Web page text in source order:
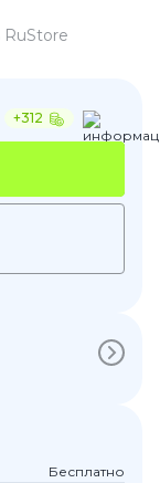
RuStore
+312
Бесплатно